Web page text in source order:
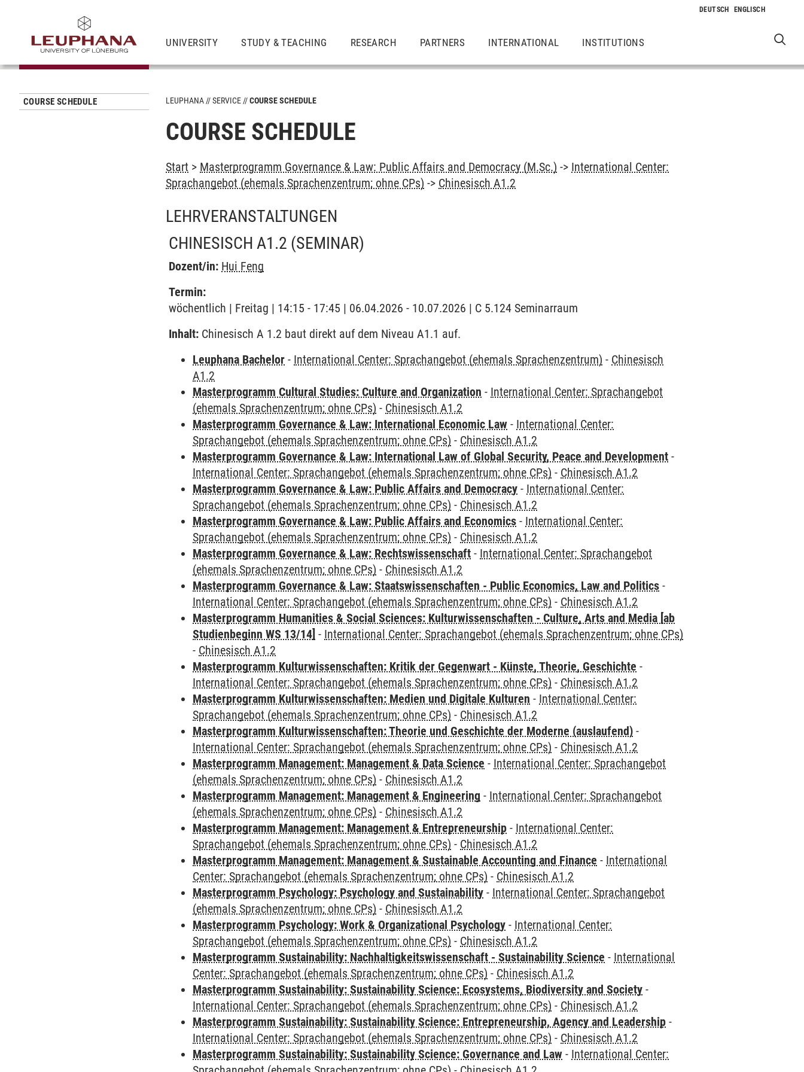
UNIVERSITY STUDY & TEACHING RESEARCH PARTNERS INTERNATIONAL INSTITUTIONS
COURSE SCHEDULE LEUPHANA SERVICE COURSE SCHEDULE
COURSE SCHEDULE
Start > Masterprogramm Governance & Law: Public Affairs and Democracy (M.Sc.) -> International Center:
Sprachangebot (ehemals Sprachenzentrum; ohne CPs) -> Chinesisch A1.2
LEHRVERANSTALTUNGEN
CHINESISCH A1.2 (SEMINAR)
Dozent/in: Hui Feng
Termin:
wöchentlich | Freitag | 14:15 - 17:45 | 06.04.2026 - 10.07.2026 | C 5.124 Seminarraum
Inhalt: Chinesisch A 1.2 baut direkt auf dem Niveau A1.1 auf.
Leuphana Bachelor - International Center: Sprachangebot (ehemals Sprachenzentrum) - Chinesisch
A1.2
Masterprogramm Cultural Studies: Culture and Organization - International Center: Sprachangebot
(ehemals Sprachenzentrum; ohne CPs) - Chinesisch A1.2
Masterprogramm Governance & Law: International Economic Law - International Center:
Sprachangebot (ehemals Sprachenzentrum; ohne CPs) - Chinesisch A1.2
Masterprogramm Governance & Law: International Law of Global Security, Peace and Development -
International Center: Sprachangebot (ehemals Sprachenzentrum; ohne CPs) - Chinesisch A1.2
Masterprogramm Governance & Law: Public Affairs and Democracy - International Center:
Sprachangebot (ehemals Sprachenzentrum; ohne CPs) - Chinesisch A1.2
Masterprogramm Governance & Law: Public Affairs and Economics - International Center:
Sprachangebot (ehemals Sprachenzentrum; ohne CPs) - Chinesisch A1.2
Masterprogramm Governance & Law: Rechtswissenschaft - International Center: Sprachangebot
(ehemals Sprachenzentrum; ohne CPs) - Chinesisch A1.2
Masterprogramm Governance & Law: Staatswissenschaften - Public Economics, Law and Politics -
International Center: Sprachangebot (ehemals Sprachenzentrum; ohne CPs) - Chinesisch A1.2
Masterprogramm Humanities & Social Sciences: Kulturwissenschaften - Culture, Arts and Media [ab
Studienbeginn WS 13/14] - International Center: Sprachangebot (ehemals Sprachenzentrum; ohne CPs)
- Chinesisch A1.2
Masterprogramm Kulturwissenschaften: Kritik der Gegenwart - Künste, Theorie, Geschichte -
International Center: Sprachangebot (ehemals Sprachenzentrum; ohne CPs) - Chinesisch A1.2
Masterprogramm Kulturwissenschaften: Medien und Digitale Kulturen - International Center:
Sprachangebot (ehemals Sprachenzentrum; ohne CPs) - Chinesisch A1.2
Masterprogramm Kulturwissenschaften: Theorie und Geschichte der Moderne (auslaufend) -
International Center: Sprachangebot (ehemals Sprachenzentrum; ohne CPs) - Chinesisch A1.2
Masterprogramm Management: Management & Data Science - International Center: Sprachangebot
(ehemals Sprachenzentrum; ohne CPs) - Chinesisch A1.2
Masterprogramm Management: Management & Engineering - International Center: Sprachangebot
(ehemals Sprachenzentrum; ohne CPs) - Chinesisch A1.2
Masterprogramm Management: Management & Entrepreneurship - International Center:
Sprachangebot (ehemals Sprachenzentrum; ohne CPs) - Chinesisch A1.2
Masterprogramm Management: Management & Sustainable Accounting and Finance - International
Center: Sprachangebot (ehemals Sprachenzentrum; ohne CPs) - Chinesisch A1.2
Masterprogramm Psychology: Psychology and Sustainability - International Center: Sprachangebot
(ehemals Sprachenzentrum; ohne CPs) - Chinesisch A1.2
Masterprogramm Psychology: Work & Organizational Psychology - International Center:
Sprachangebot (ehemals Sprachenzentrum; ohne CPs) - Chinesisch A1.2
Masterprogramm Sustainability: Nachhaltigkeitswissenschaft - Sustainability Science - International
Center: Sprachangebot (ehemals Sprachenzentrum; ohne CPs) - Chinesisch A1.2
Masterprogramm Sustainability: Sustainability Science: Ecosystems, Biodiversity and Society -
International Center: Sprachangebot (ehemals Sprachenzentrum; ohne CPs) - Chinesisch A1.2
Masterprogramm Sustainability: Sustainability Science: Entrepreneurship, Agency and Leadership -
International Center: Sprachangebot (ehemals Sprachenzentrum; ohne CPs) - Chinesisch A1.2
Masterprogramm Sustainability: Sustainability Science: Governance and Law - International Center: